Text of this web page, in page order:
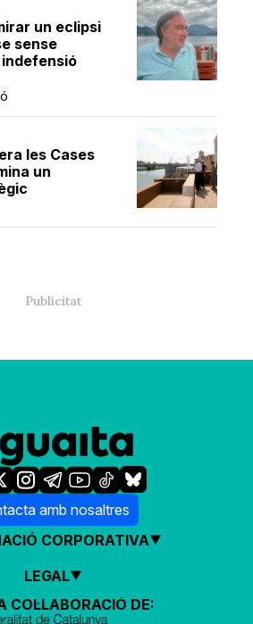
un eclipsi
sense
indefensió
les Cases
un
amb nosaltres
CORPORATIVA
LEGAL
COL·LABORACIÓ DE: